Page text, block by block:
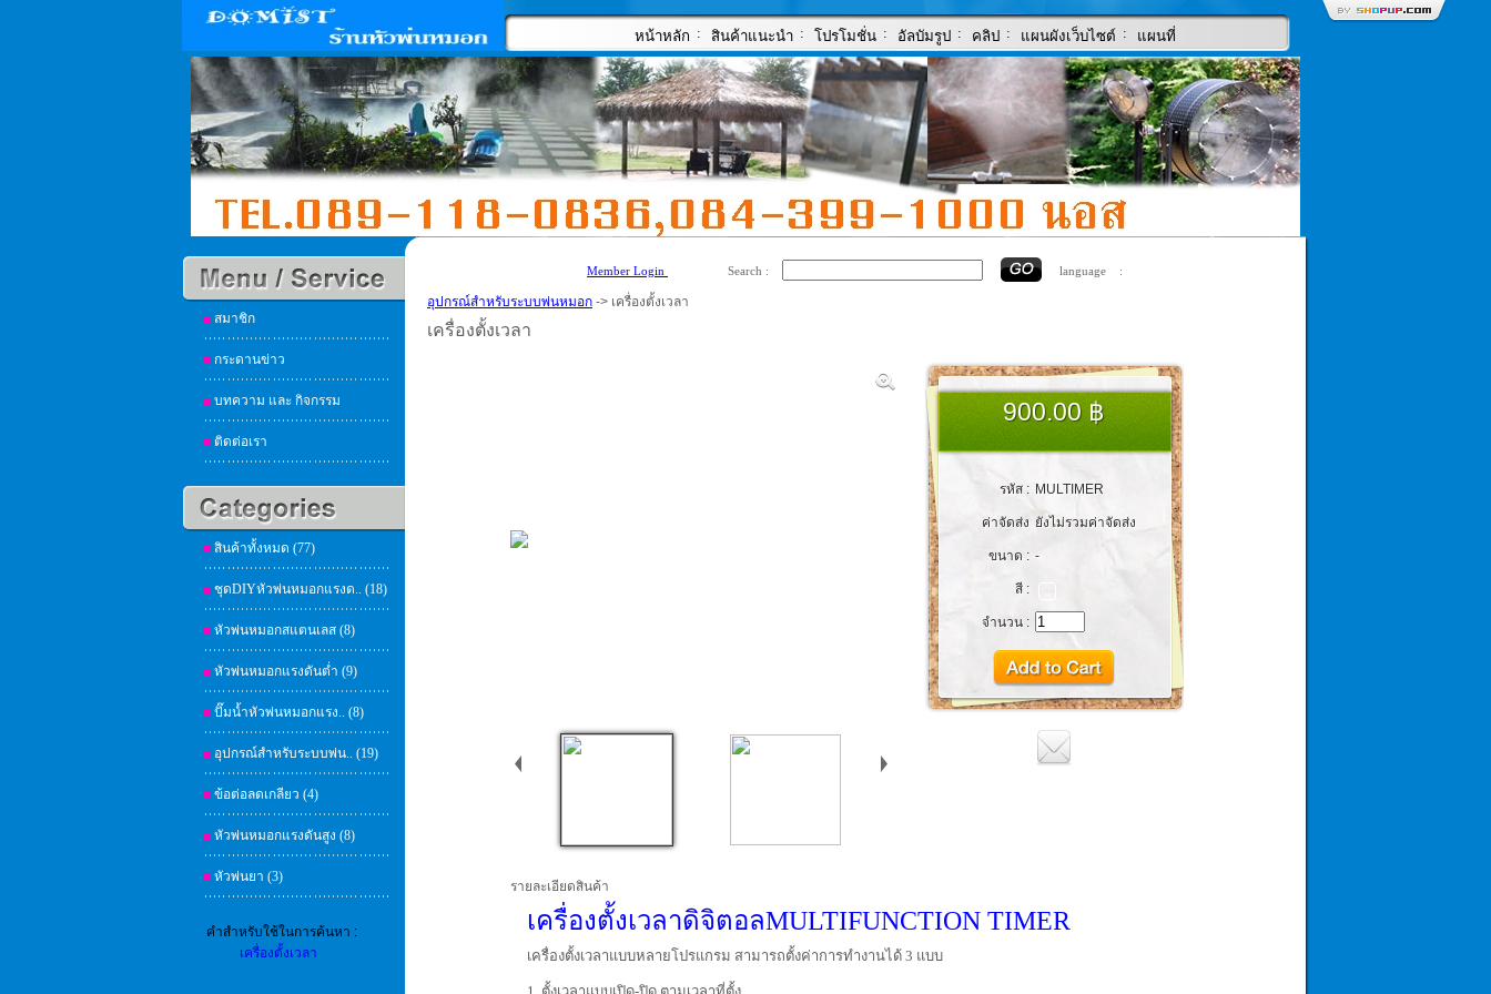
หน้าหลัก : สินค้าแนะนำ : โปรโมชั่น : อัลบัมรูป : คลิป : แผนผังเว็บไซต์ : แผนที่
สมาชิก
กระดานข่าว
บทความ และ กิจกรรม
ติดต่อเรา
สินค้าทั้งหมด (77)
ชุดDIYหัวพ่นหมอกแรงด.. (18)
หัวพ่นหมอกสแตนเลส (8)
หัวพ่นหมอกแรงดันต่ำ (9)
ปั๊มน้ำหัวพ่นหมอกแรง.. (8)
อุปกรณ์สำหรับระบบพ่น.. (19)
ข้อต่อลดเกลียว (4)
หัวพ่นหมอกแรงดันสูง (8)
หัวพ่นยา (3)
คำสำหรับใช้ในการค้นหา :
เครื่องตั้งเวลา
Member Login Search : language :
อุปกรณ์สำหรับระบบพ่นหมอก -> เครื่องตั้งเวลา
เครื่องตั้งเวลา
900.00 ฿
รหัส : MULTIMER
ค่าจัดส่ง ยังไม่รวมค่าจัดส่ง
ขนาด : -
สี :
จำนวน :
รายละเอียดสินค้า
เครื่องตั้งเวลาดิจิตอลMULTIFUNCTION TIMER
เครื่องตั้งเวลาแบบหลายโปรแกรม สามารถตั้งค่าการทำงานได้ 3 แบบ